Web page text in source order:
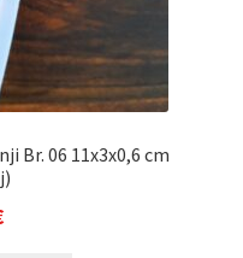
Br. 06 11x3x0,6 cm